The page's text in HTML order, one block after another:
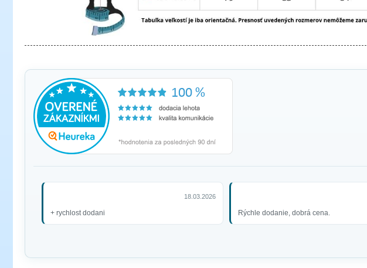
18.03.2026
+ rychlost dodani Rýchle dodanie, dobrá cena.